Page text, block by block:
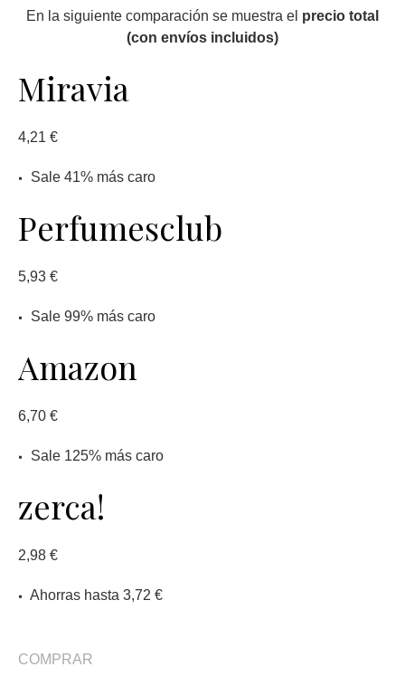
En la siguiente comparación se muestra el precio total
(con envíos incluidos)
Miravia
4,21 €
Sale 41% más caro
Perfumesclub
5,93 €
Sale 99% más caro
Amazon
6,70 €
Sale 125% más caro
zerca!
2,98 €
Ahorras hasta 3,72 €
COMPRAR